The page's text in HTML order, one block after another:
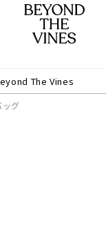
The Vines
ッグ